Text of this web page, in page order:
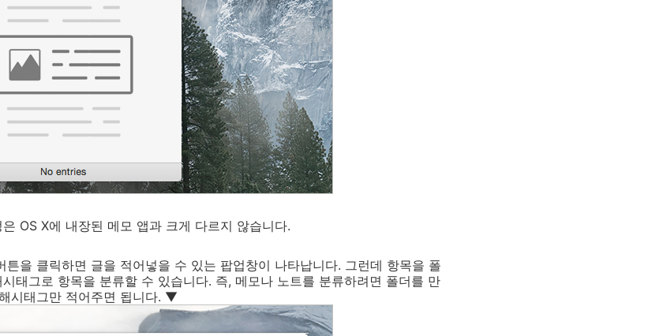
OS X에 내장된 메모 앱과 크게 다르지 않습니다.
을 클릭하면 글을 적어넣을 수 있는 팝업창이 나타납니다. 그런데 항목을 폴
태그로 항목을 분류할 수 있습니다. 즉, 메모나 노트를 분류하려면 폴더를 만
시태그만 적어주면 됩니다. ▼